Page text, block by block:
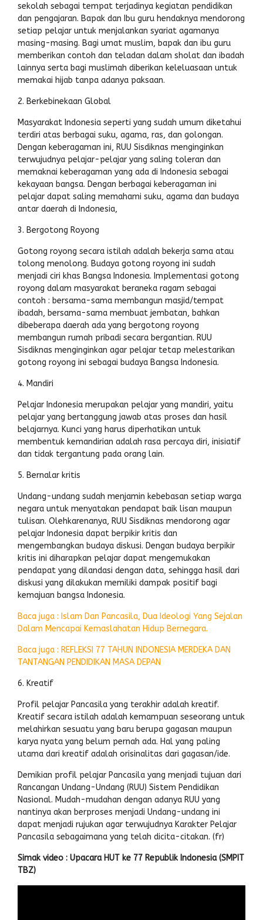
sekolah sebagai tempat terjadinya kegiatan pendidikan
dan pengajaran. Bapak dan Ibu guru hendaknya mendorong
setiap pelajar untuk menjalankan syariat agamanya
masing-masing. Bagi umat muslim, bapak dan ibu guru
memberikan contoh dan teladan dalam sholat dan ibadah
lainnya serta bagi muslimah diberikan keleluasaan untuk
memakai hijab tanpa adanya paksaan.
2. Berkebinekaan Global
Masyarakat Indonesia seperti yang sudah umum diketahui
terdiri atas berbagai suku, agama, ras, dan golongan.
Dengan keberagaman ini, RUU Sisdiknas menginginkan
terwujudnya pelajar-pelajar yang saling toleran dan
memaknai keberagaman yang ada di Indonesia sebagai
kekayaan bangsa. Dengan berbagai keberagaman ini
pelajar dapat saling memahami suku, agama dan budaya
antar daerah di Indonesia,
3. Bergotong Royong
Gotong royong secara istilah adalah bekerja sama atau
tolong menolong. Budaya gotong royong ini sudah
menjadi ciri khas Bangsa Indonesia. Implementasi gotong
royong dalam masyarakat beraneka ragam sebagai
contoh : bersama-sama membangun masjid/tempat
ibadah, bersama-sama membuat jembatan, bahkan
dibeberapa daerah ada yang bergotong royong
membangun rumah pribadi secara bergantian. RUU
Sisdiknas menginginkan agar pelajar tetap melestarikan
gotong royong ini sebagai budaya Bangsa Indonesia.
4. Mandiri
Pelajar Indonesia merupakan pelajar yang mandiri, yaitu
pelajar yang bertanggung jawab atas proses dan hasil
belajarnya. Kunci yang harus diperhatikan untuk
membentuk kemandirian adalah rasa percaya diri, inisiatif
dan tidak tergantung pada orang lain.
5. Bernalar kritis
Undang-undang sudah menjamin kebebasan setiap warga
negara untuk menyatakan pendapat baik lisan maupun
tulisan. Olehkarenanya, RUU Sisdiknas mendorong agar
pelajar Indonesia dapat berpikir kritis dan
mengembangkan budaya diskusi. Dengan budaya berpikir
kritis ini diharapkan pelajar dapat mengemukakan
pendapat yang dilandasi dengan data, sehingga hasil dari
diskusi yang dilakukan memiliki dampak positif bagi
kemajuan bangsa Indonesia.
Baca juga : Islam Dan Pancasila, Dua Ideologi Yang Sejalan
Dalam Mencapai Kemaslahatan Hidup Bernegara.
Baca juga : REFLEKSI 77 TAHUN INDONESIA MERDEKA DAN
TANTANGAN PENDIDIKAN MASA DEPAN
6. Kreatif
Profil pelajar Pancasila yang terakhir adalah kreatif.
Kreatif secara istilah adalah kemampuan seseorang untuk
melahirkan sesuatu yang baru berupa gagasan maupun
karya nyata yang belum pernah ada. Hal yang paling
utama dari kreatif adalah orisinalitas dari gagasan/ide.
Demikian profil pelajar Pancasila yang menjadi tujuan dari
Rancangan Undang-Undang (RUU) Sistem Pendidikan
Nasional. Mudah-mudahan dengan adanya RUU yang
nantinya akan berproses menjadi Undang-undang ini
dapat menjadi rujukan agar terwujudnya Karakter Pelajar
Pancasila sebagaimana yang telah dicita-citakan. (fr)
Simak video : Upacara HUT ke 77 Republik Indonesia (SMPIT
TBZ)